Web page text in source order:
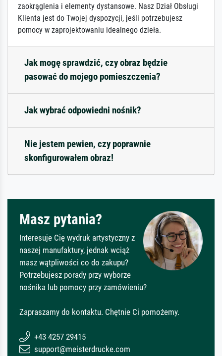
zaokrąglenia i elementy dystansowe. Nasz Dział Obsługi
Klienta jest do Twojej dyspozycji, jeśli potrzebujesz
pomocy w zaprojektowaniu idealnego dzieła.
Jak mogę sprawdzić, czy obraz będzie
pasować do mojego pomieszczenia?
Jak wybrać odpowiedni nośnik?
Nie jestem pewien, czy poprawnie
skonfigurowałem obraz!
Masz pytania?
Interesuje Cię wydruk artystyczny z
naszej manufaktury, jednak wciąż
masz wątpliwości co do zakupu?
Potrzebujesz porady przy wyborze
nośnika lub pomocy przy zamówieniu?
Zapraszamy do kontaktu. Chętnie Ci pomożemy.
+43 4257 29415
support@meisterdrucke.com